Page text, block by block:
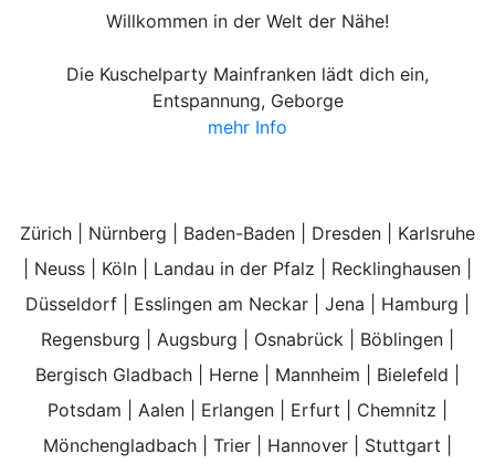
Willkommen in der Welt der Nähe!
Die Kuschelparty Mainfranken lädt dich ein,
Entspannung, Geborge
mehr Info
Zürich Nürnberg Baden-Baden Dresden
Karlsruhe
Neuss Köln Landau in der Pfalz Recklinghausen
Düsseldorf
Esslingen am Neckar Jena Hamburg
Regensburg
Augsburg Osnabrück Böblingen
Bergisch Gladbach
Herne Mannheim Bielefeld
Potsdam
Aalen Erlangen Erfurt Chemnitz
Mönchengladbach
Trier Hannover Stuttgart